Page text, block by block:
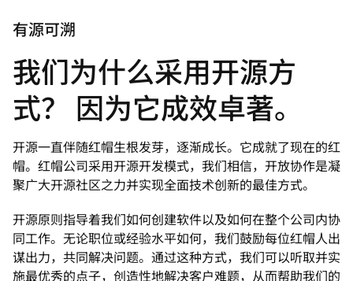
有源可溯
我们为什么采用开源方
式？ 因为它成效卓著。
开源一直伴随红帽生根发芽，逐渐成长。它成就了现在的红
帽。红帽公司采用开源开发模式，我们相信，开放协作是凝
聚广大开源社区之力并实现全面技术创新的最佳方式。
开源原则指导着我们如何创建软件以及如何在整个公司内协
同工作。无论职位或经验水平如何，我们鼓励每位红帽人出
谋出力，共同解决问题。通过这种方式，我们可以听取并实
施最优秀的点子，创造性地解决客户难题，从而帮助我们的